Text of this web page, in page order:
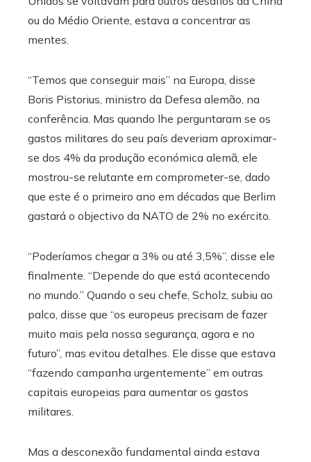
ou do Médio Oriente, estava a concentrar as
mentes.
“Temos que conseguir mais” na Europa, disse
Boris Pistorius, ministro da Defesa alemão, na
conferência. Mas quando lhe perguntaram se os
gastos militares do seu país deveriam aproximar-
se dos 4% da produção económica alemã, ele
mostrou-se relutante em comprometer-se, dado
que este é o primeiro ano em décadas que Berlim
gastará o objectivo da NATO de 2% no exército.
“Poderíamos chegar a 3% ou até 3,5%”, disse ele
finalmente. “Depende do que está acontecendo
no mundo.” Quando o seu chefe, Scholz, subiu ao
palco, disse que “os europeus precisam de fazer
muito mais pela nossa segurança, agora e no
futuro”, mas evitou detalhes. Ele disse que estava
“fazendo campanha urgentemente” em outras
capitais europeias para aumentar os gastos
militares.
Mas a desconexão fundamental ainda estava